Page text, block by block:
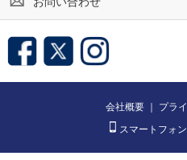
会社概要 ｜ プラ
スマートフォ